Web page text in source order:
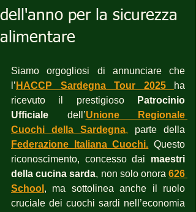
dell'anno per la sicurezza
alimentare
Siamo orgogliosi di annunciare che
l’ HACCP Sardegna Tour 2025
ha
ricevuto il prestigioso
Patrocinio
Ufficiale dell’Unione Regionale
Cuochi della Sardegna,
Federazione Italiana Cuochi. Questo
riconoscimento, concesso dai maestri
della cucina sarda, non solo onora 626
School , ma sottolinea anche il ruolo
cruciale dei cuochi sardi nell’economia